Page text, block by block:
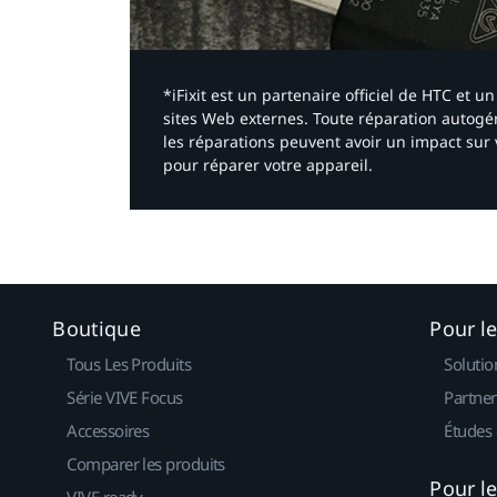
*iFixit est un partenaire officiel de HTC et
sites Web externes. Toute réparation
les réparations peuvent avoir un impact
pour réparer votre appareil.​
Boutique
Tous Les Produits
Série VIVE Focus
Accessoires
Comparer les produits
Pour
Études
Pour